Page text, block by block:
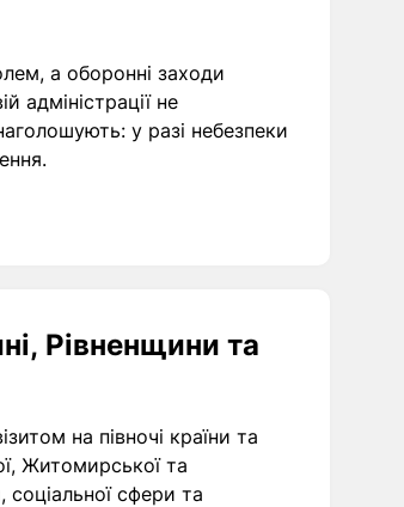
а оборонні заходи
адміністрації не
у разі небезпеки
Рівненщини та
на півночі країни та
Житомирської та
сфери та